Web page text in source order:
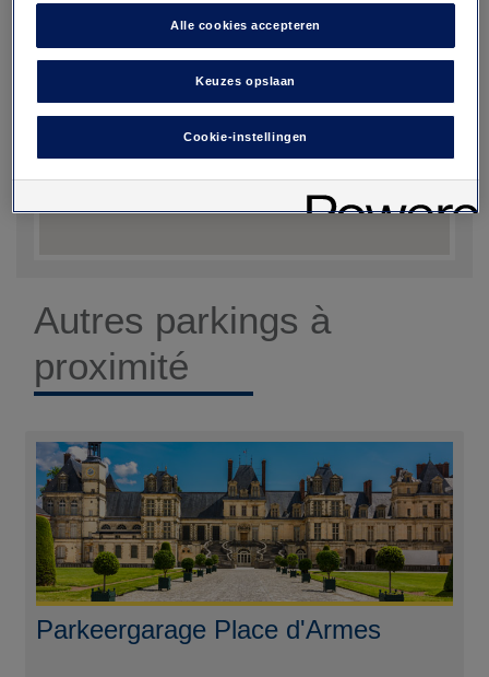
Autres parkings à
proximité
Parkeergarage Place d'Armes
Alle cookies accepteren
Keuzes opslaan
Cookie-instellingen